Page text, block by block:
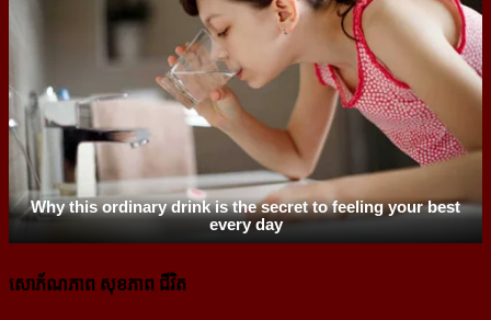
សោភ័ណភាព សុខភាព ជីវិត